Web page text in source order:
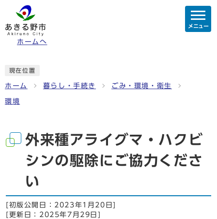
ホームへ
メニュー
現在位置
ホーム 暮らし・手続き ごみ・環境・衛生
環境
外来種アライグマ・ハクビ
シンの駆除にご協力くださ
い
[初版公開日： 2023年1月20日
[更新日： 2025年7月29日